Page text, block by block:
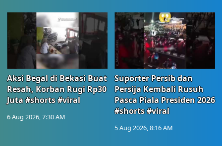
Aksi Begal di Bekasi Buat
Resah, Korban Rugi Rp30
Juta #shorts #viral
6 Aug 2026, 7:30 AM
Suporter Persib dan
Persija Kembali Rusuh
Pasca Piala Presiden 2026
#shorts #viral
5 Aug 2026, 8:16 AM